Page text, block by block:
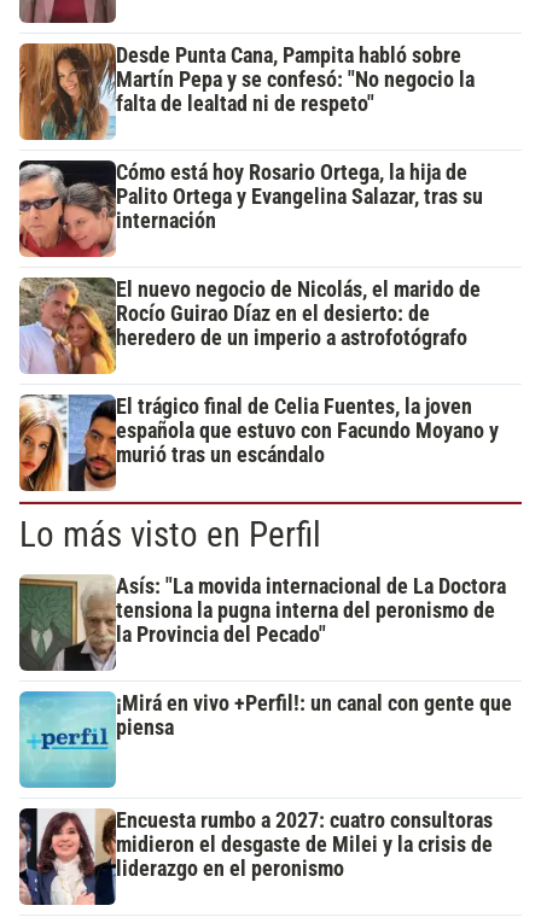
Desde Punta Cana, Pampita habló sobre
Martín Pepa y se confesó: "No negocio la
falta de lealtad ni de respeto"
Cómo está hoy Rosario Ortega, la hija de
Palito Ortega y Evangelina Salazar, tras su
internación
El nuevo negocio de Nicolás, el marido de
Rocío Guirao Díaz en el desierto: de
heredero de un imperio a astrofotógrafo
El trágico final de Celia Fuentes, la joven
española que estuvo con Facundo Moyano y
murió tras un escándalo
Lo más visto en Perfil
Asís: "La movida internacional de La Doctora
tensiona la pugna interna del peronismo de
la Provincia del Pecado"
¡Mirá en vivo +Perfil!: un canal con gente que
piensa
Encuesta rumbo a 2027: cuatro consultoras
midieron el desgaste de Milei y la crisis de
liderazgo en el peronismo